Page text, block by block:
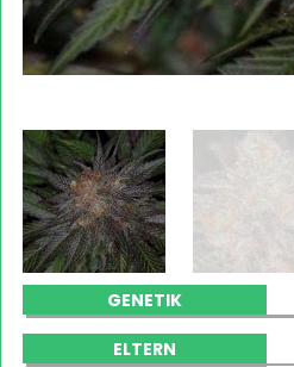
GENETIK
ELTERN